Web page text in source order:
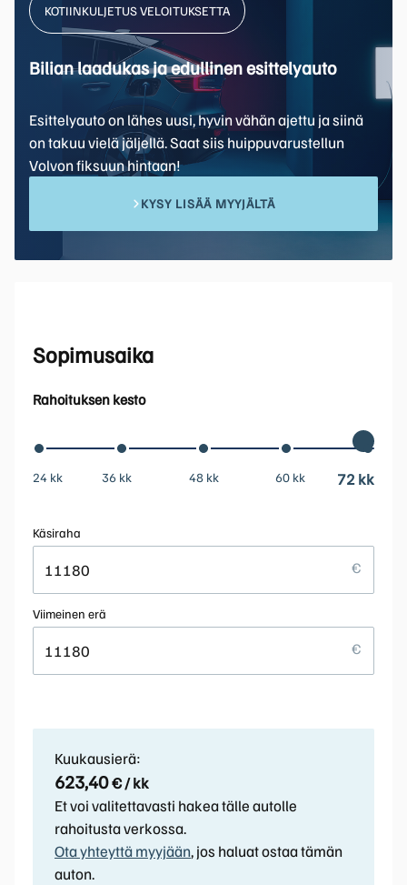
Sopimusaika
Rahoituksen kesto
24 kk 36 kk 48 kk 60 kk 72 kk
Käsiraha
Viimeinen erä
Kuukausierä:
623,40€ / kk
Et voi valitettavasti hakea tälle autolle
rahoitusta verkossa.
Ota yhteyttä myyjään, jos haluat ostaa tämän
auton.
KOTIINKULJETUS VELOITUKSETTA
Bilian laadukas ja edullinen esittelyauto
Esittelyauto on lähes uusi, hyvin vähän ajettu ja siinä
on takuu vielä jäljellä. Saat siis huippuvarustellun
Volvon fiksuun hintaan!
KYSY LISÄÄ MYYJÄLTÄ